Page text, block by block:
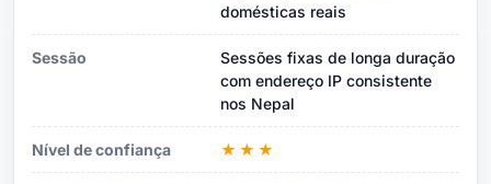
domésticas reais
Sessão
Sessões fixas de longa duração
com endereço IP consistente
nos Nepal
Nível de confiança ★★★